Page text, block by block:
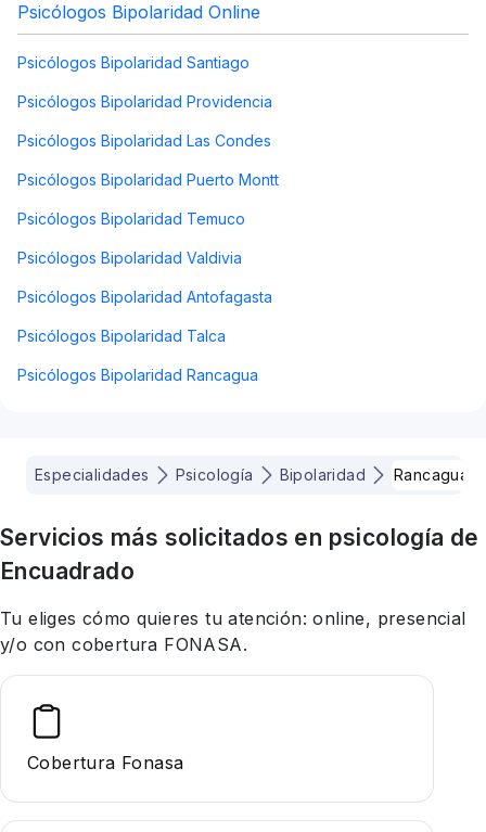
Psicólogos Bipolaridad Online
Psicólogos Bipolaridad Santiago
Psicólogos Bipolaridad Providencia
Psicólogos Bipolaridad Las Condes
Psicólogos Bipolaridad Puerto Montt
Psicólogos Bipolaridad Temuco
Psicólogos Bipolaridad Valdivia
Psicólogos Bipolaridad Antofagasta
Psicólogos Bipolaridad Talca
Psicólogos Bipolaridad Rancagua
Especialidades Psicología Bipolaridad Rancagua
Servicios más solicitados en psicología de
Encuadrado
Tu eliges cómo quieres tu atención: online, presencial
y/o con cobertura FONASA.
Cobertura Fonasa